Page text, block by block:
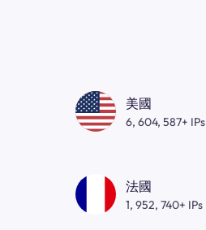
美國
6, 604, 587+ IPs
法國
1, 952, 740+ IPs